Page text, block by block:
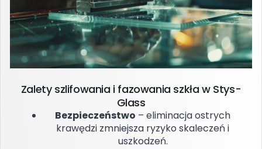
Zalety szlifowania i fazowania szkła w Stys-
Glass
Bezpieczeństwo – eliminacja ostrych
krawędzi zmniejsza ryzyko skaleczeń i
uszkodzeń.